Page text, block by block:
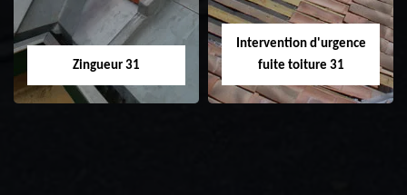
Zingueur 31
Intervention d'urgence
fuite toiture 31